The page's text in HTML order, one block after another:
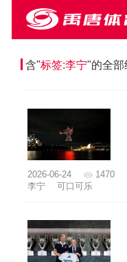
含"标签:李宁"的全部
2026-06-24 1470
李宁
可口可乐